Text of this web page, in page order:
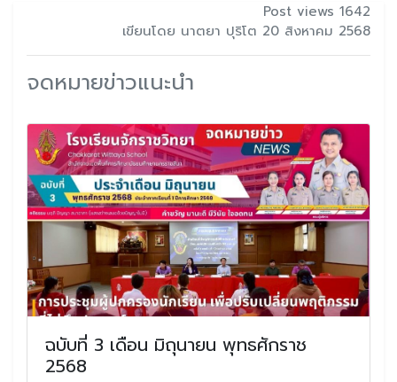
Post views 1642
เขียนโดย นาตยา ปุริโต 20 สิงหาคม 2568
จดหมายข่าวแนะนำ
ฉบับที่ 3 เดือน มิถุนายน พุทธศักราช
2568